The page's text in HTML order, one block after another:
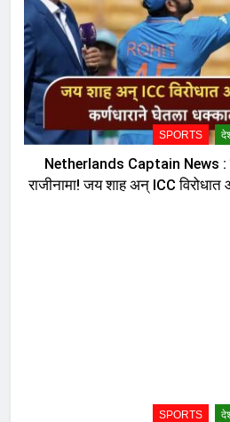
SPORTS
Netherlands Captain News :
राजीनामा! जय शाह अन् ICC विरोधात
SPORTS